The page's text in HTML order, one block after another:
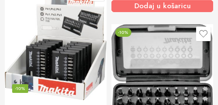
Dodaj u košaricu
-10%
-10%